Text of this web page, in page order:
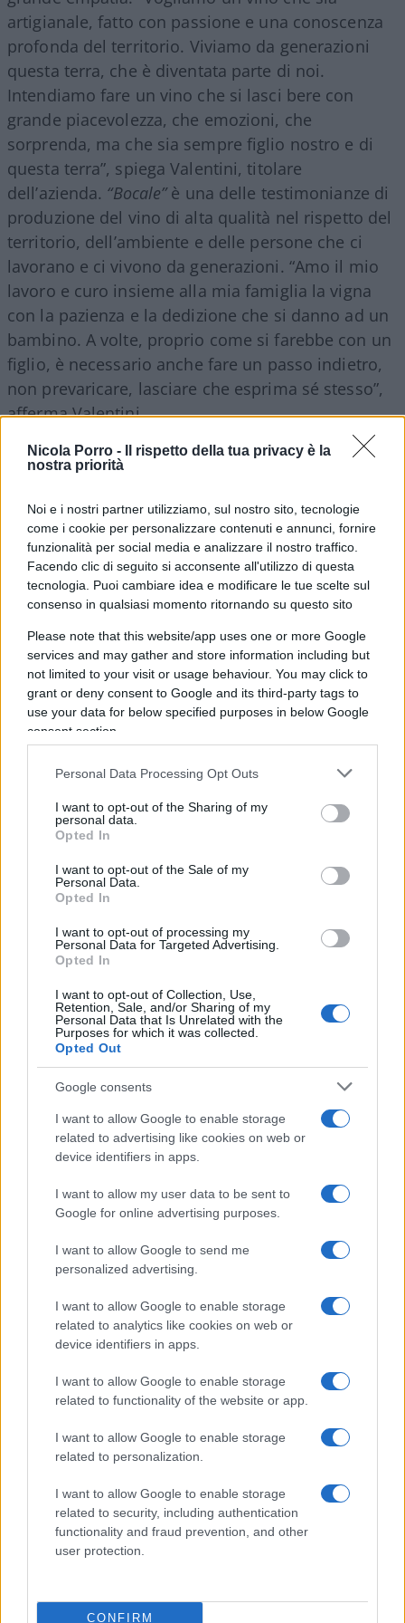
Nicola Porro -
Il rispetto della tua privacy è la
nostra priorità
Noi e i nostri partner utilizziamo, sul nostro sito, tecnologie
come i cookie per personalizzare contenuti e annunci, fornire
funzionalità per social media e analizzare il nostro traffico.
Facendo clic di seguito si acconsente all'utilizzo di questa
tecnologia. Puoi cambiare idea e modificare le tue scelte sul
consenso in qualsiasi momento ritornando su questo sito
Please note that this website/app uses one or more Google
services and may gather and store information including but
not limited to your visit or usage behaviour. You may click to
grant or deny consent to Google and its third-party tags to
use your data for below specified purposes in below Google
consent section.
Personal Data Processing Opt Outs
I want to opt-out of the Sharing of my
personal data.
Opted In
I want to opt-out of the Sale of my
Personal Data.
Opted In
I want to opt-out of processing my
Personal Data for Targeted Advertising.
Opted In
I want to opt-out of Collection, Use,
Retention, Sale, and/or Sharing of my
Personal Data that Is Unrelated with the
Purposes for which it was collected.
Opted Out
Google consents
I want to allow Google to enable storage
related to advertising like cookies on web or
device identifiers in apps.
I want to allow my user data to be sent to
Google for online advertising purposes.
I want to allow Google to send me
personalized advertising.
I want to allow Google to enable storage
related to analytics like cookies on web or
device identifiers in apps.
I want to allow Google to enable storage
related to functionality of the website or app.
I want to allow Google to enable storage
related to personalization.
I want to allow Google to enable storage
related to security, including authentication
functionality and fraud prevention, and other
user protection.
CONFIRM
artigianale, fatto con passione e una conoscenza
profonda del territorio. Viviamo da generazioni
questa terra, che è diventata parte di noi.
Intendiamo fare un vino che si lasci bere con
grande piacevolezza, che emozioni, che
sorprenda, ma che sia sempre figlio nostro e di
questa terra”, spiega Valentini, titolare
dell’azienda. “Bocale”è una delle testimonianze di
produzione del vino di alta qualità nel rispetto del
territorio, dell’ambiente e delle persone che ci
lavorano e ci vivono da generazioni. “Amo il mio
lavoro e curo insieme alla mia famiglia la vigna
con la pazienza e la dedizione che si danno ad un
bambino. A volte, proprio come si farebbe con un
figlio, è necessario anche fare un passo indietro,
non prevaricare, lasciare che esprima sé stesso”,
afferma Valentini.
Giovanni Busi è stato confermato presidente del
Consorzio Vino Chianti, per il quarto mandato
consecutivo. Una riconferma resa possibile
limite di tre mandati previsto dallo statuto.
Vicepresidenti, Ritano Baragli e Alessandro
Zanette. Nominate anche le commissioni tecniche
e marketing e i comitati di gestione tecnica,
fondamentali per il funzionamento del consorzio.
“Accetto con orgoglio e soddisfazione questa
fiducia che i soci ripongono in noi ci motiva a
proseguire un percorso di crescita e progettualità
condivisa, necessario ad affrontare le continue
sfide che il mercato ci lancia, sia dal lato della
mandato c’è la modifica del disciplinare, “una
modifica strutturale, non più solo interventi di
adeguamento alle contingenze. Sarà moderno, in
linea con le nuove esigenze di mercato e
flessibile, un punto di riferimento per i nostri
Una rassegna nazionale, la prima del genere, dei
vini dei parchi e delle aree protette d’Italia: è
quanto organizzato da Legambiente
Federparchi
nell’ambito della prossima edizione di
in programma dal 14 al 18
agosto a Rispescia, in provincia di Grosseto. A
selezionare i vini che prenderanno parte alla
enologi, esperti del settore e sommelier Ais
appositamente costituita, il cui giudizio sarà
insindacabile. Le categorie saranno: bianchi, rossi
e dolci. Prevista anche la premiazione dei vini
selezionati. “Quella della prima rassegna
degustazione nazionale dei vini dei Parchi e delle
aree protette”, spiega Antonio Nicoletti,
responsabile aree protette di
associazione insieme a
Federparchi